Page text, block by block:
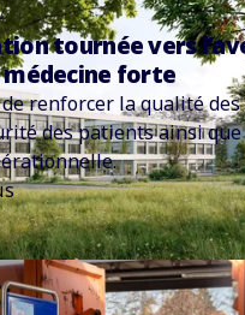
tournée vers
médecine forte
de renforcer la qualité des
des patients ainsi que